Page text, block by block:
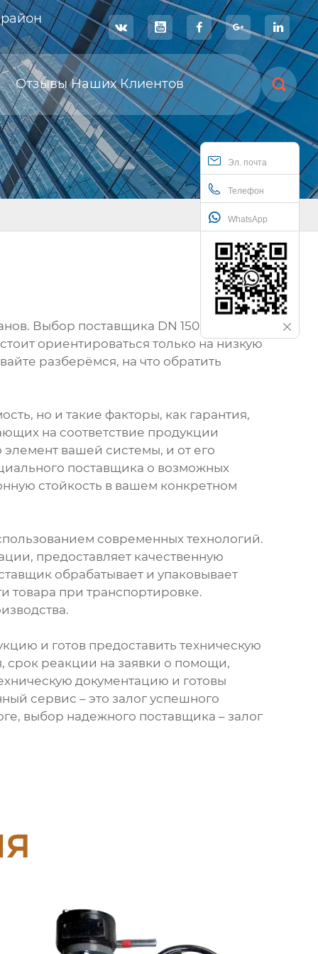
    
Отзывы Наших Клиентов 
Эл. почта
Телефон
WhatsApp
Выбор поставщика DN 150 шаровых
ориентироваться только на низкую
разберёмся, на что обратить
но и такие факторы, как гарантия,
на соответствие продукции
вашей системы, и от его
поставщика о возможных
стойкость в вашем конкретном
современных технологий.
предоставляет качественную
обрабатывает и упаковывает
товара при транспортировке.
и готов предоставить техническую
срок реакции на заявки о помощи,
документацию и готовы
сервис – это залог успешного
выбор надежного поставщика – залог